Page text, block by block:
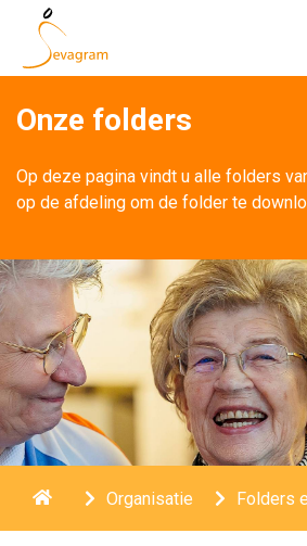
Onze folders
Op deze pagina vindt u alle folders
op de afdeling om de folder te
Home Organisatie Folders